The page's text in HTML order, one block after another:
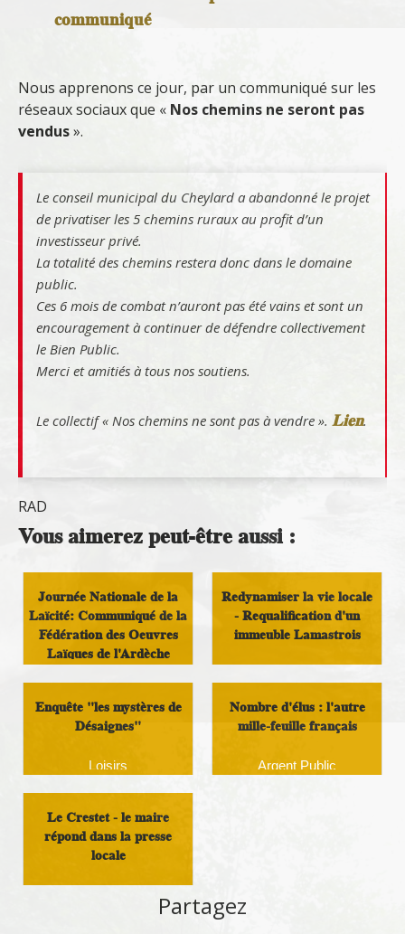
communiqué
Nous apprenons ce jour, par un communiqué sur les
réseaux sociaux que « Nos chemins ne seront pas
vendus».
Le conseil municipal du Cheylard a abandonné le projet
de privatiser les 5 chemins ruraux au profit d’un
investisseur privé.
La totalité des chemins restera donc dans le domaine
public.
Ces 6 mois de combat n’auront pas été vains et sont un
encouragement à continuer de défendre collectivement
le Bien Public.
Merci et amitiés à tous nos soutiens.
Le collectif « Nos chemins ne sont pas à vendre ». Lien.
RAD
Vous aimerez peut-être aussi :
Journée Nationale de la
Laïcité: Communiqué de la
Fédération des Oeuvres
Laïques de l'Ardèche
Redynamiser la vie locale
- Requalification d'un
immeuble Lamastrois
Enquête "les mystères de
Désaignes"
Loisirs
Nombre d'élus : l'autre
mille-feuille français
Argent Public
Le Crestet - le maire
répond dans la presse
locale
Partagez